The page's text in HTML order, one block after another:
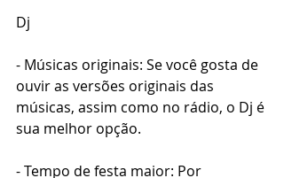
Dj
- Músicas originais: Se você gosta de
ouvir as versões originais das
músicas, assim como no rádio, o Dj é
sua melhor opção.
- Tempo de festa maior: Por